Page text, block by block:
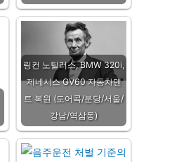
링컨 노틸러스, BMW 320i,
제네시스 GV60 자동차덴
트 복원 (도어콕/분당/서울/
강남/역삼동)